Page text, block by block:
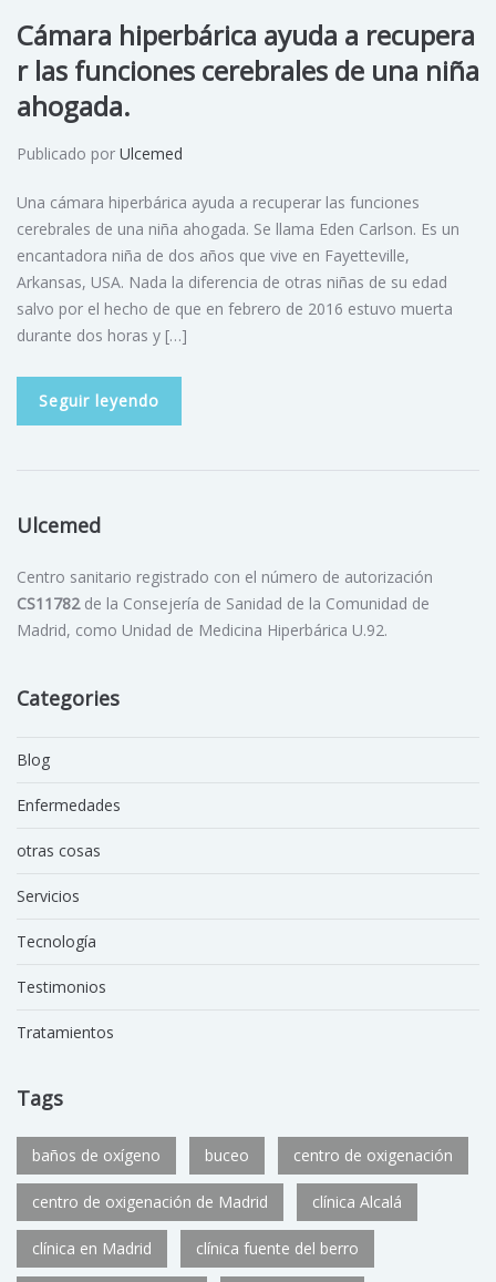
Cámara hiperbárica ayuda a recupera
r las funciones cerebrales de una niña
ahogada.
Publicado por Ulcemed
Una cámara hiperbárica ayuda a recuperar las funciones
cerebrales de una niña ahogada. Se llama Eden Carlson. Es un
encantadora niña de dos años que vive en Fayetteville,
Arkansas, USA. Nada la diferencia de otras niñas de su edad
salvo por el hecho de que en febrero de 2016 estuvo muerta
durante dos horas y […]
Seguir leyendo
Ulcemed
Centro sanitario registrado con el número de autorización
CS11782de la Consejería de Sanidad de la Comunidad de
Madrid, como Unidad de Medicina Hiperbárica U.92.
Categories
Blog
Enfermedades
otras cosas
Servicios
Tecnología
Testimonios
Tratamientos
Tags
baños de oxígeno buceo centro de oxigenación
centro de oxigenación de Madrid clínica Alcalá
clínica en Madrid clínica fuente del berro